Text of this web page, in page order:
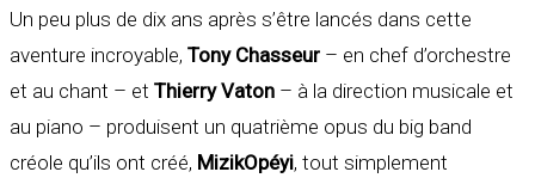
Un peu plus de dix ans après s’être lancés dans cette
aventure incroyable, Tony Chasseur – en chef d’orchestre
et au chant – et Thierry Vaton – à la direction musicale et
au piano – produisent un quatrième opus du big band
créole qu’ils ont créé, MizikOpéyi, tout simplement